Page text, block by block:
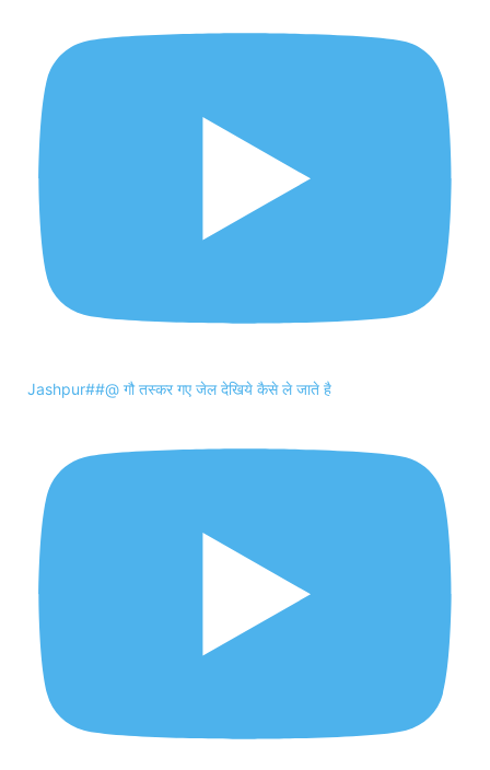
Jashpur##@ गौ तस्कर गए जेल देखिये कैसे ले जाते है